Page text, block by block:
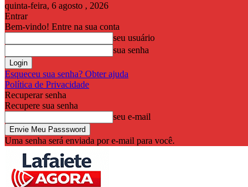
quinta-feira, 6 agosto , 2026
Entrar
Bem-vindo! Entre na sua conta
seu usuário
sua senha
Esqueceu sua senha? Obter ajuda
Política de Privacidade
Recuperar senha
Recupere sua senha
seu e-mail
Uma senha será enviada por e-mail para você.